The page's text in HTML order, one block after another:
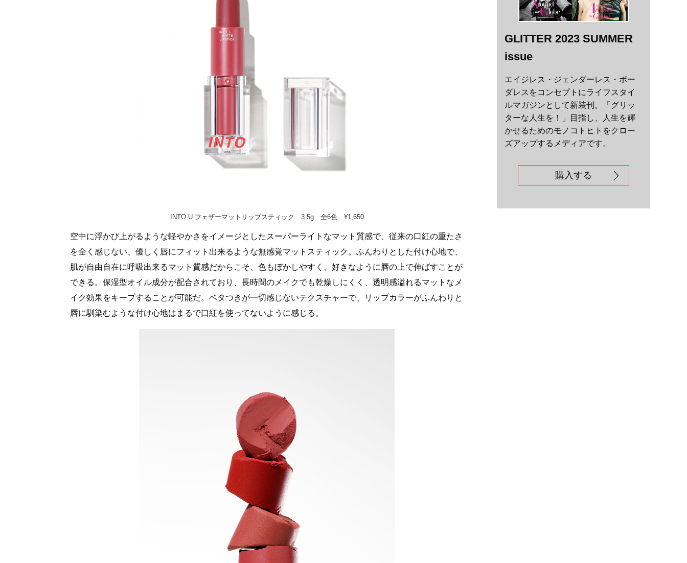
INTO U フェザーマットリップスティック 3.5g 全6色 ¥1,650
空中に浮かび上がるような軽やかさをイメージとしたスーパーライトなマット質感で、従来の口紅の重たさ
を全く感じない、優しく唇にフィット出来るような無感覚マットスティック。ふんわりとした付け心地で、
肌が自由自在に呼吸出来るマット質感だからこそ、色もぼかしやすく、好きなように唇の上で伸ばすことが
できる。保湿型オイル成分が配合されており、長時間のメイクでも乾燥しにくく、透明感溢れるマットなメ
イク効果をキープすることが可能だ。ベタつきが一切感じないテクスチャーで、リップカラーがふんわりと
唇に馴染むような付け心地はまるで口紅を使ってないように感じる。
GLITTER 2023 SUMMER
issue
エイジレス・ジェンダーレス・ボー
ダレスをコンセプトにライフスタイ
ルマガジンとして新装刊。「グリッ
ターな人生を！」目指し、人生を輝
かせるためのモノコトヒトをクロー
ズアップするメディアです。
購入する